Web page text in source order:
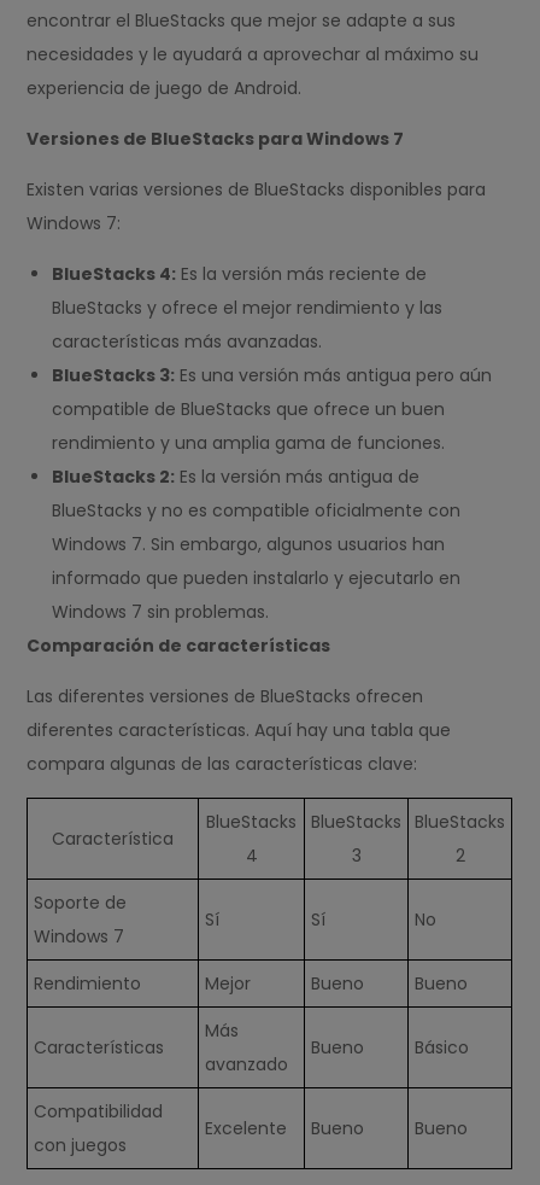
encontrar el BlueStacks que mejor se adapte a sus
necesidades y le ayudará a aprovechar al máximo su
experiencia de juego de Android.
Versiones de BlueStacks para Windows 7
Existen varias versiones de BlueStacks disponibles para
Windows 7:
BlueStacks 4: Es la versión más reciente de
BlueStacks y ofrece el mejor rendimiento y las
características más avanzadas.
BlueStacks 3: Es una versión más antigua pero aún
compatible de BlueStacks que ofrece un buen
rendimiento y una amplia gama de funciones.
BlueStacks 2: Es la versión más antigua de
BlueStacks y no es compatible oficialmente con
Windows 7. Sin embargo, algunos usuarios han
informado que pueden instalarlo y ejecutarlo en
Windows 7 sin problemas.
Comparación de características
Las diferentes versiones de BlueStacks ofrecen
diferentes características. Aquí hay una tabla que
compara algunas de las características clave:
Característica
BlueStacks
4
BlueStacks
3
BlueStacks
2
Soporte de
Windows 7
Sí Sí No
Rendimiento Mejor Bueno Bueno
Características
Más
avanzado
Bueno Básico
Compatibilidad
con juegos
Excelente Bueno Bueno